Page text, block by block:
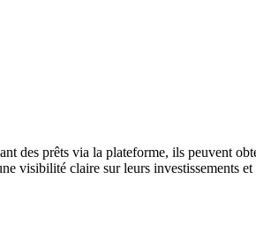
des prêts via la plateforme, ils peuvent
visibilité claire sur leurs investissements